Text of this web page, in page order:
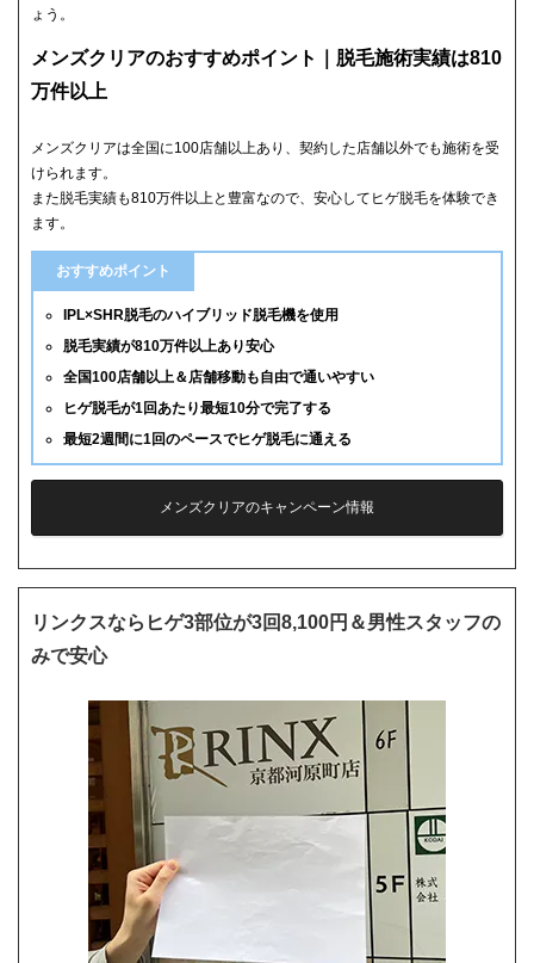
ょう。
メンズクリアのおすすめポイント｜脱毛施術実績は810
万件以上
メンズクリアは全国に100店舗以上あり、契約した店舗以外でも施術を受
けられます。
また脱毛実績も810万件以上と豊富なので、安心してヒゲ脱毛を体験でき
ます。
おすすめポイント
IPL×SHR脱毛のハイブリッド脱毛機を使用
脱毛実績が810万件以上あり安心
全国100店舗以上＆店舗移動も自由で通いやすい
ヒゲ脱毛が1回あたり最短10分で完了する
最短2週間に1回のペースでヒゲ脱毛に通える
メンズクリアのキャンペーン情報
リンクスならヒゲ3部位が3回8,100円＆男性スタッフの
みで安心